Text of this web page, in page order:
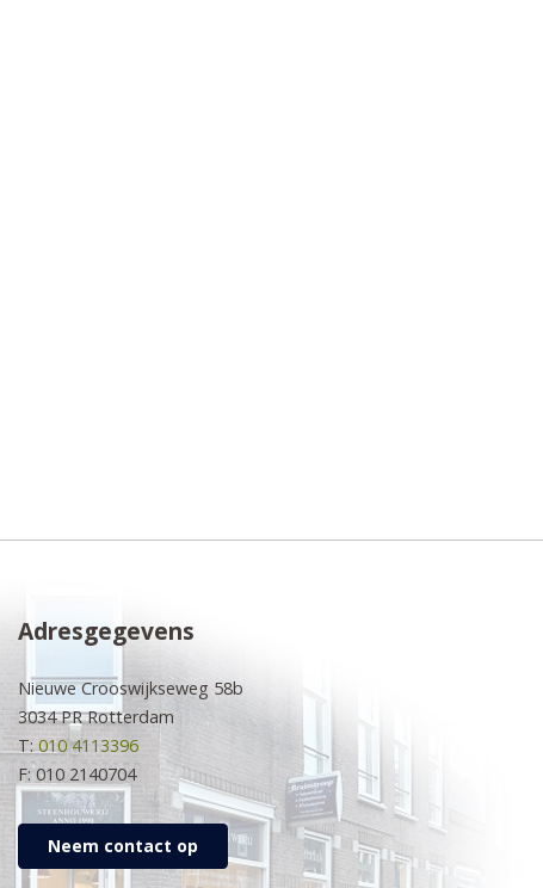
Adresgegevens
Nieuwe Crooswijkseweg 58b
3034 PR Rotterdam
T: 010 4113396
F: 010 2140704
Neem contact op